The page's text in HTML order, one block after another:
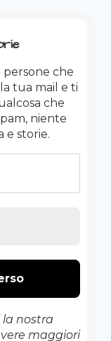
persone che
tua mail e ti
che
niente
e storie.
la nostra
maggiori